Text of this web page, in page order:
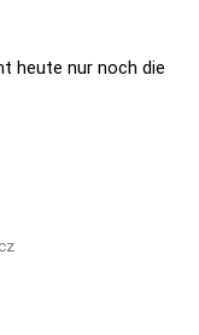
heute nur noch die